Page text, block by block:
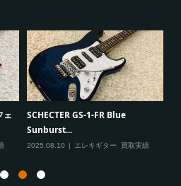
VanZandt JBV Jazz Bass ヴァンザ
ント ...
2025.08.07